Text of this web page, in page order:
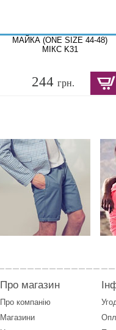
МАЙКА (ONE SIZE 44-48)
МІКС K31
244 грн.
Про магазин
Про компанію
Магазини